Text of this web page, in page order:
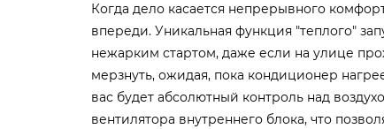
Когда дело касается непрерывного
впереди. Уникальная функция "теплого"
нежарким стартом, даже если на улице
мерзнуть, ожидая, пока кондиционер
вас будет абсолютный контроль над
вентилятора внутреннего блока, что